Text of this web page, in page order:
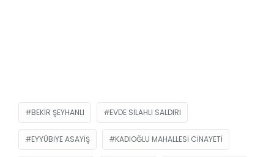
BEKIR ŞEYHANLI EVDE SILAHLI SALDIRI
EYYÜBIYE ASAYIŞ KADIOĞLU MAHALLESI CINAYETI